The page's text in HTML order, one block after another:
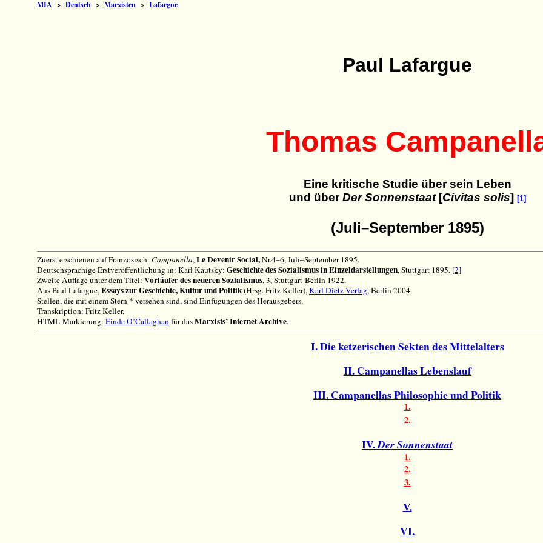
MIA >Deutsch >Marxisten >Lafargue
Paul Lafargue
Thomas
Eine kritische Studie über sein Leben
und überDer Sonnenstaat[Civitas solis] [1]
(Juli–September 1895)
Zuerst erschienen auf Französisch: Campanella,Le Devenir Social,Nr.4–6, Juli–September 1895.
Deutschsprachige Erstveröffentlichung in: Karl Kautsky:Geschichte des Sozialismus in Einzeldarstellungen, Stuttgart 1895. [2]
Zweite Auflage unter dem Titel:Vorläufer des neueren Sozialismus, 3, Stuttgart-Berlin 1922.
Aus Paul Lafargue,Essays zur Geschichte, Kultur und Politik(Hrsg. Fritz Keller),Karl Dietz Verlag, Berlin 2004.
Stellen, die mit einem Stern * versehen sind, sind Einfügungen des Herausgebers.
Transkription: Fritz Keller.
HTML-Markierung:Einde O’Callaghanfür dasMarxists’ Internet Archive.
I. Die ketzerischen Sekten des Mittelalters
II. Campanellas Lebenslauf
III. Campanellas Philosophie und Politik
1.
2.
IV.Der Sonnenstaat
1.
2.
3.
V.
VI.